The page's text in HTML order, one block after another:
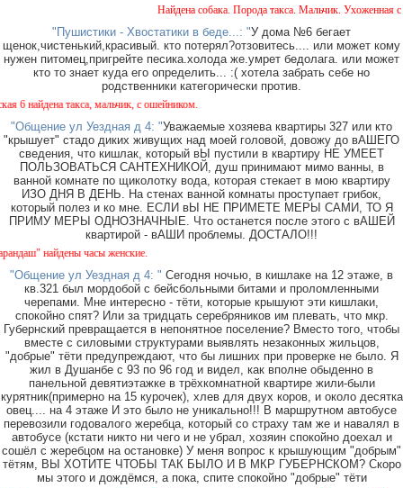
Найдена собака. Порода такса. Мальчик. Ухоженная
"Пушистики - Хвостатики в беде...: "У дома №6 бегает
щенок,чистенький,красивый. кто потерял?отзовитесь.... или может кому
нужен питомец,пригрейте песика.холода же.умрет бедолага. или может
кто то знает куда его определить... :( хотела забрать себе но
родственники категорически против.
найдена такса, мальчик, с ошейником.
"Общение ул Уездная д 4: "Уважаемые хозяева квартиры 327 или кто
"крышует" стадо диких живущих над моей головой, довожу до вАШЕГО
сведения, что кишлак, который вЫ пустили в квартиру НЕ УМЕЕТ
ПОЛЬЗОВАТЬСЯ САНТЕХНИКОЙ, душ принимают мимо ванны, в
ванной комнате по щиколотку вода, которая стекает в мою квартиру
ИЗО ДНЯ В ДЕНЬ. На стенах ванной комнаты проступает грибок,
который полез и ко мне. ЕСЛИ вЫ НЕ ПРИМЕТЕ МЕРЫ САМИ, ТО Я
ПРИМУ МЕРЫ ОДНОЗНАЧНЫЕ. Что останется после этого с вАШЕЙ
квартирой - вАШИ проблемы. ДОСТАЛО!!!
найдены часы женские.
"Общение ул Уездная д 4: " Сегодня ночью, в кишлаке на 12 этаже, в
кв.321 был мордобой с бейсбольными битами и проломленными
черепами. Мне интересно - тёти, которые крышуют эти кишлаки,
спокойно спят? Или за тридцать серебряников им плевать, что мкр.
Губернский превращается в непонятное поселение? Вместо того, чтобы
вместе с силовыми структурами выявлять незаконных жильцов,
"добрые" тёти предупреждают, что бы лишних при проверке не было. Я
жил в Душанбе с 93 по 96 год и видел, как вполне обыденно в
панельной девятиэтажке в трёхкомнатной квартире жили-были
курятник(примерно на 15 курочек), хлев для двух коров, и около десятка
овец.... на 4 этаже И это было не уникально!!! В маршрутном автобусе
перевозили годовалого жеребца, который со страху там же и навалял в
автобусе (кстати никто ни чего и не убрал, хозяин спокойно доехал и
сошёл с жеребцом на остановке) У меня вопрос к крышующим "добрым"
тётям, ВЫ ХОТИТЕ ЧТОБЫ ТАК БЫЛО И В МКР ГУБЕРНСКОМ? Скоро
мы этого и дождёмся, а пока, спите спокойно "добрые" тёти